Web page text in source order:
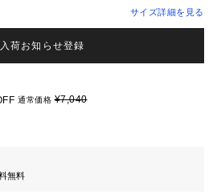
サイズ詳細を見る
荷お知らせ登録
通常価格¥7,040
無料